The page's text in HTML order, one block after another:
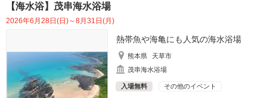
【海水浴】茂串海水浴場
2026年6月28日(日)～8月31日(月)
熱帯魚や海亀にも人気の海水浴場
熊本県
天草市
茂串海水浴場
入場無料 その他のイベント